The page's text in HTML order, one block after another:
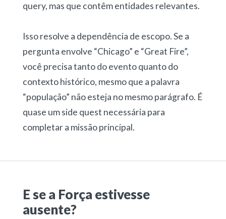
query, mas que contêm entidades relevantes.
Isso resolve a dependência de escopo. Se a
pergunta envolve “Chicago” e “Great Fire”,
você precisa tanto do evento quanto do
contexto histórico, mesmo que a palavra
“população” não esteja no mesmo parágrafo. É
quase um side quest necessária para
completar a missão principal.
E se a Força estivesse
ausente?